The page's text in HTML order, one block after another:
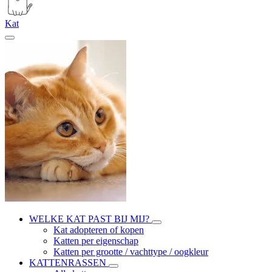
Kat
WELKE KAT PAST BIJ MIJ?
Kat adopteren of kopen
Katten per eigenschap
Katten per grootte / vachttype / oogkleur
KATTENRASSEN